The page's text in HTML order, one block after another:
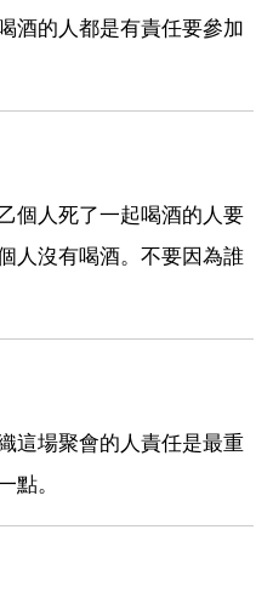
酒的人都是有責任要參加
個人死了一起喝酒的人要
人沒有喝酒。不要因為誰
這場聚會的人責任是最重
點。